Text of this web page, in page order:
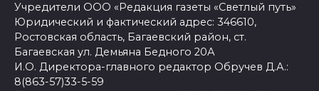
Учредители ООО «Редакция газеты «Светлый путь»
Юридический и фактический адрес: 346610,
Ростовская область, Багаевский район, ст.
Багаевская ул. Демьяна Бедного 20А
И.О. Директора-главного редактор Обручев Д.А.:
8(863-57)33-5-59